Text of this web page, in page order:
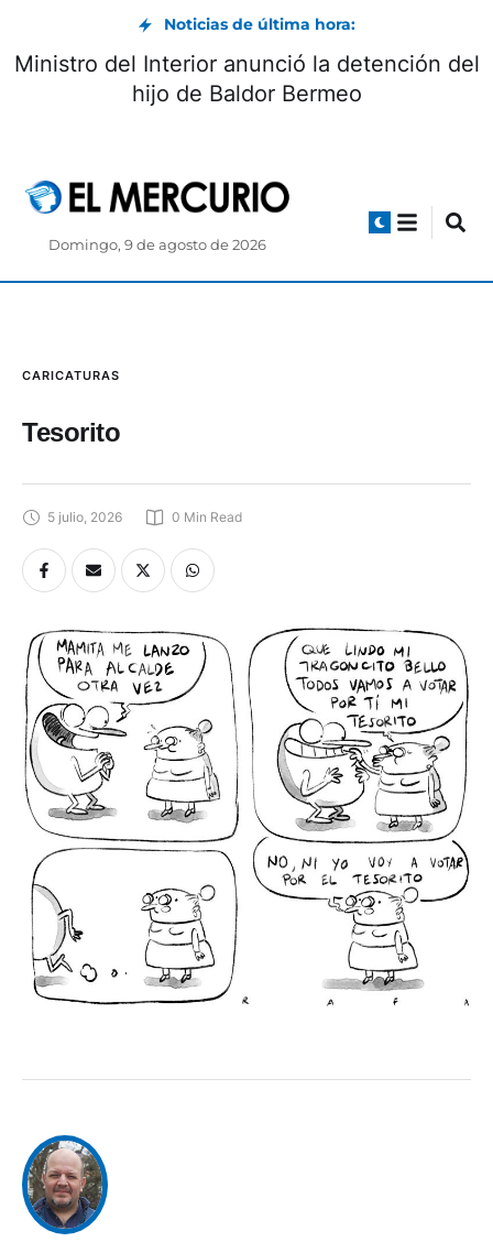
Noticias de última hora:
Ministro del Interior anunció la detención del
hijo de Baldor Bermeo
Domingo, 9 de agosto de 2026
CARICATURAS
Tesorito
5 julio, 2026 0 Min Read